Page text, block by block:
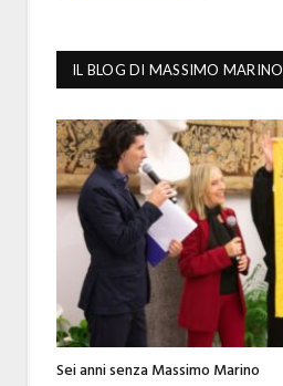
IL BLOG DI MASSIMO MARINO
Sei anni senza Massimo Marino